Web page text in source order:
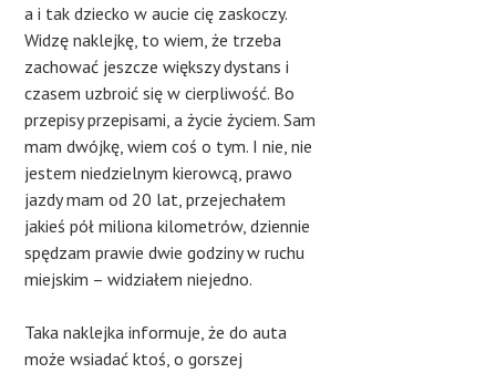
a i tak dziecko w aucie cię zaskoczy.
Widzę naklejkę, to wiem, że trzeba
zachować jeszcze większy dystans i
czasem uzbroić się w cierpliwość. Bo
przepisy przepisami, a życie życiem. Sam
mam dwójkę, wiem coś o tym. I nie, nie
jestem niedzielnym kierowcą, prawo
jazdy mam od 20 lat, przejechałem
jakieś pół miliona kilometrów, dziennie
spędzam prawie dwie godziny w ruchu
miejskim – widziałem niejedno.
Taka naklejka informuje, że do auta
może wsiadać ktoś, o gorszej